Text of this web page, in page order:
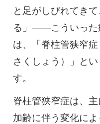
治療電
※上記電話番号をタッ
と足がしびれてき
る」――こういった
は、「脊柱管狭窄
さくしょう）」と
す。
脊柱管狭窄症は、
加齢に伴う変化に